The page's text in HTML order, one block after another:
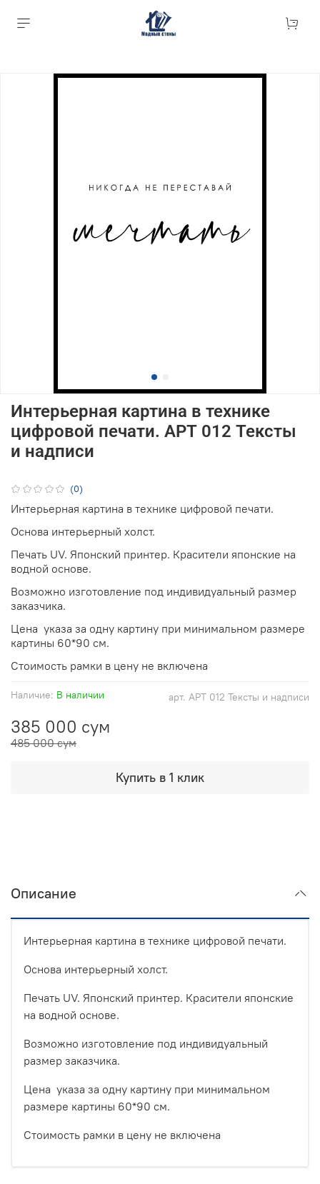
(0)
арт. АРТ 012 Тексты и надписи
Наличие: В наличии
Интерьерная картина в технике
цифровой печати. АРТ 012 Тексты
и надписи
385 000 сум
485 000 сум
Купить в 1 клик
Интерьерная картина в технике цифровой печати.
Основа интерьерный холст.
Печать UV. Японский принтер. Красители японские на
водной основе.
Возможно изготовление под индивидуальный размер
заказчика.
Цена указа за одну картину при минимальном размере
картины 60*90 см.
Стоимость рамки в цену не включена
Описание
Интерьерная картина в технике цифровой печати.
Основа интерьерный холст.
Печать UV. Японский принтер. Красители японские
на водной основе.
Возможно изготовление под индивидуальный
размер заказчика.
Цена указа за одну картину при минимальном
размере картины 60*90 см.
Стоимость рамки в цену не включена